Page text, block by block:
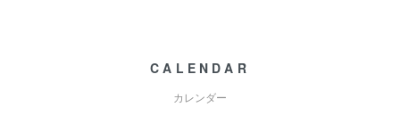
CALENDAR
カレンダー